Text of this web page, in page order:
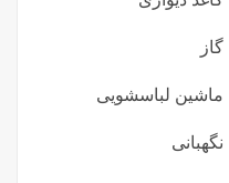
گاز
ماشین لباسشویی
نگهبانی